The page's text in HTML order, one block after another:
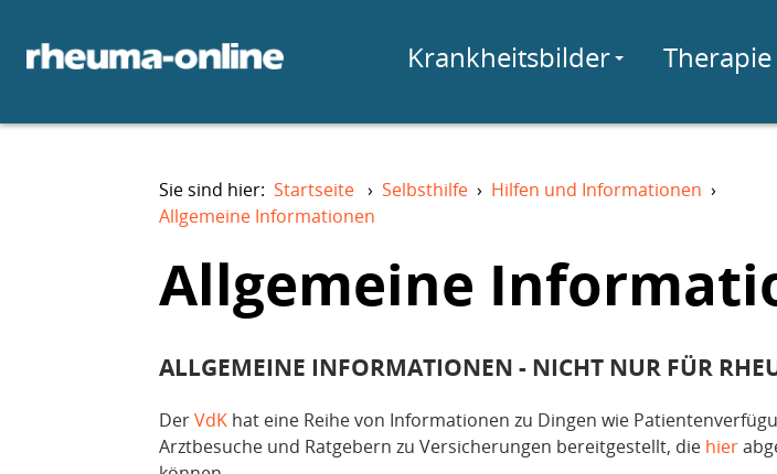
Krankheitsbilder Therapie
Sie sind hier: Startseite › Selbsthilfe › Hilfen und Informationen ›
Allgemeine Informationen
Allgemeine
ALLGEMEINE INFORMATIONEN - NICHT NUR FÜR
DerVdK hat eine Reihe von Informationen zu Dingen wie
Arztbesuche und Ratgebern zu Versicherungen bereitgestellt, die hier